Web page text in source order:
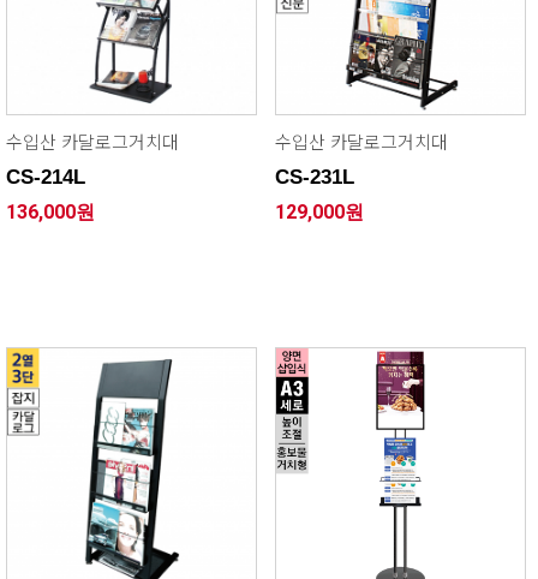
수입산 카달로그거치대
CS-214L
136,000원
수입산 카달로그거치대
CS-231L
129,000원